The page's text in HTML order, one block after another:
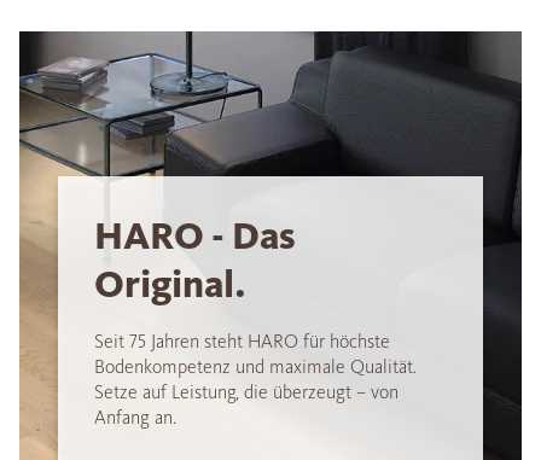
HARO - Das
Original.
Seit 75 Jahren steht HARO für höchste
Bodenkompetenz und maximale Qualität.
Setze auf Leistung, die überzeugt – von
Anfang an.